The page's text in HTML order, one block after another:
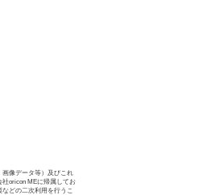
画像データ等）及びこれ
oricon MEに帰属してお
どの二次利用を行うこ